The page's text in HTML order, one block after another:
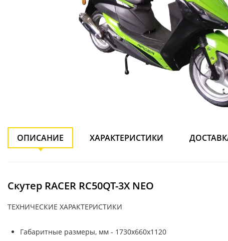
ОПИСАНИЕ ХАРАКТЕРИСТИКИ
Скутер RACER RC50QT-3X NEO
ТЕХНИЧЕСКИЕ ХАРАКТЕРИСТИКИ
Габаритные размеры, мм - 1730х660х1120